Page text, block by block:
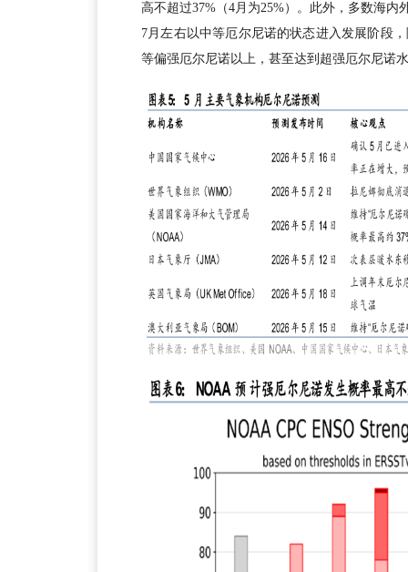
高不超过37%（4月为25%）。此外，多数海
7月左右以中等厄尔尼诺的状态进入发展阶段
等偏强厄尔尼诺以上，甚至达到超强厄尔尼诺